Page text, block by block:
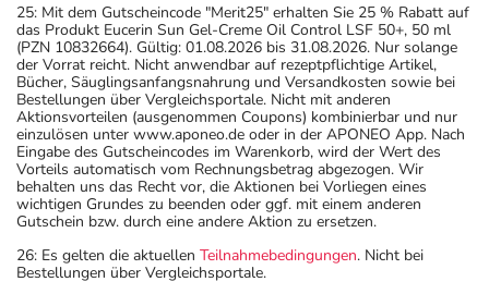
25: Mit dem Gutscheincode "Merit25" erhalten Sie 25 % Rabatt auf
das Produkt Eucerin Sun Gel-Creme Oil Control LSF 50+, 50 ml
(PZN 10832664). Gültig: 01.08.2026 bis 31.08.2026. Nur solange
der Vorrat reicht. Nicht anwendbar auf rezeptpflichtige Artikel,
Bücher, Säuglingsanfangsnahrung und Versandkosten sowie bei
Bestellungen über Vergleichsportale. Nicht mit anderen
Aktionsvorteilen (ausgenommen Coupons) kombinierbar und nur
einzulösen unter www.aponeo.de oder in der APONEO App. Nach
Eingabe des Gutscheincodes im Warenkorb, wird der Wert des
Vorteils automatisch vom Rechnungsbetrag abgezogen. Wir
behalten uns das Recht vor, die Aktionen bei Vorliegen eines
wichtigen Grundes zu beenden oder ggf. mit einem anderen
Gutschein bzw. durch eine andere Aktion zu ersetzen.
26: Es gelten die aktuellen Teilnahmebedingungen. Nicht bei
Bestellungen über Vergleichsportale.